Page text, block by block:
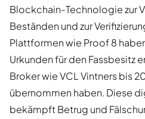
Blockchain-Technologie zur
Beständen und zur
Plattformen wie Proof 8
Urkunden für den Fassbesitz
Broker wie VCL Vintners bis
übernommen haben. Diese
bekämpft Betrug und